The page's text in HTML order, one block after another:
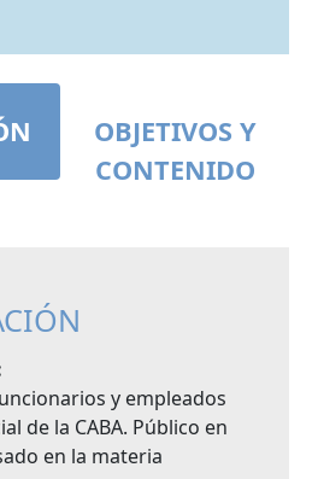
OBJETIVOS Y
CONTENIDO
y empleados
de la CABA. Público en
en la materia